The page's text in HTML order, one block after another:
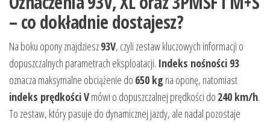
– co dokładnie dostajesz?
Na boku opony znajdziesz93V, czyli zestaw kluczowych informacji o
dopuszczalnych parametrach eksploatacji. Indeks nośności 93
oznacza maksymalne obciążenie do 650 kg na oponę, natomiast
indeks prędkości Vmówi o dopuszczalnej prędkości do 240 km/h.
To zestaw, który pasuje do dynamicznej jazdy, ale nadal pozostaje